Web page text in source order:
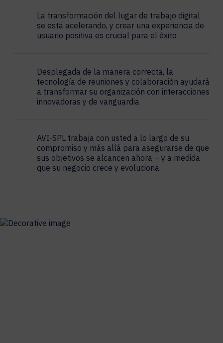
La transformación del lugar de trabajo digital
se está acelerando, y crear una experiencia de
usuario positiva es crucial para el éxito
Desplegada de la manera correcta, la
tecnología de reuniones y colaboración ayudará
a transformar su organización con interacciones
innovadoras y de vanguardia
AVI-SPL trabaja con usted a lo largo de su
compromiso y más allá para asegurarse de que
sus objetivos se alcancen ahora – y a medida
que su negocio crece y evoluciona